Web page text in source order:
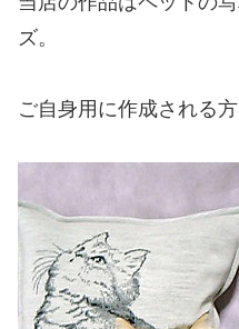
ズ。
ご自身用に作成される